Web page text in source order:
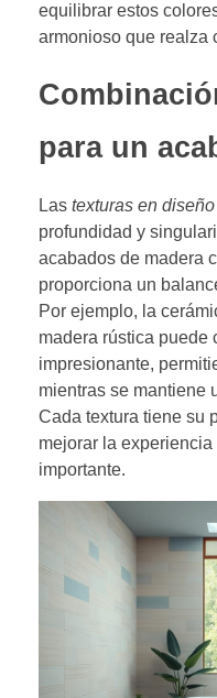
equilibrar estos
armonioso que realza
para un
Las texturas en
profundidad y
acabados de madera
proporciona un
Por ejemplo, la
madera rústica puede
impresionante,
mientras se mantiene
Cada textura tiene su
mejorar la
importante.